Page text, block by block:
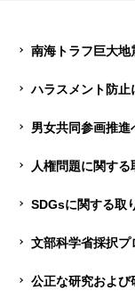
南海トラフ巨大地
ハラスメント防止
男女共同参画推進
人権問題に関する
SDGsに関する取
文部科学省採択プ
公正な研究および